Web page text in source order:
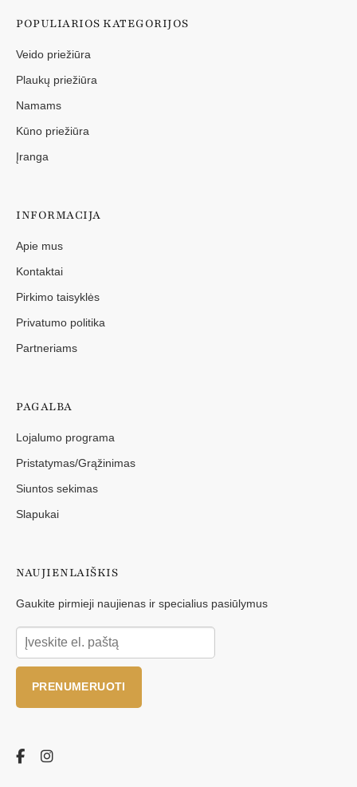
POPULIARIOS KATEGORIJOS
Veido priežiūra
Plaukų priežiūra
Namams
Kūno priežiūra
Įranga
INFORMACIJA
Apie mus
Kontaktai
Pirkimo taisyklės
Privatumo politika
Partneriams
PAGALBA
Lojalumo programa
Pristatymas/Grąžinimas
Siuntos sekimas
Slapukai
NAUJIENLAIŠKIS
Gaukite pirmieji naujienas ir specialius pasiūlymus
PRENUMERUOTI